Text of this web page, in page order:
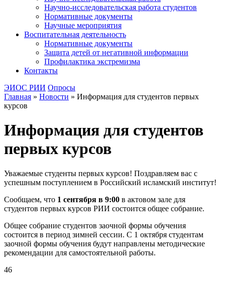
Научно-исследовательская работа студентов
Нормативные документы
Научные мероприятия
Воспитательная деятельность
Нормативные документы
Защита детей от негативной информации
Профилактика экстремизма
Контакты
ЭИОС РИИ Опросы
Главная » Новости » Информация для студентов первых
курсов
Информация для студентов
первых курсов
Уважаемые студенты первых курсов! Поздравляем вас с
успешным поступлением в Российский исламский институт!
Сообщаем, что 1 сентября в 9:00 в актовом зале для
студентов первых курсов РИИ состоится общее собрание.
Общее собрание студентов заочной формы обучения
состоится в период зимней сессии. С 1 октября студентам
заочной формы обучения будут направлены методические
рекомендации для самостоятельной работы.
46